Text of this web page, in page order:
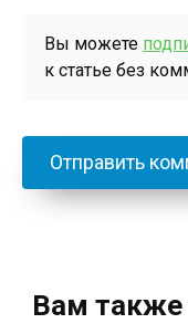
Вы можете
к статье без
Вам также